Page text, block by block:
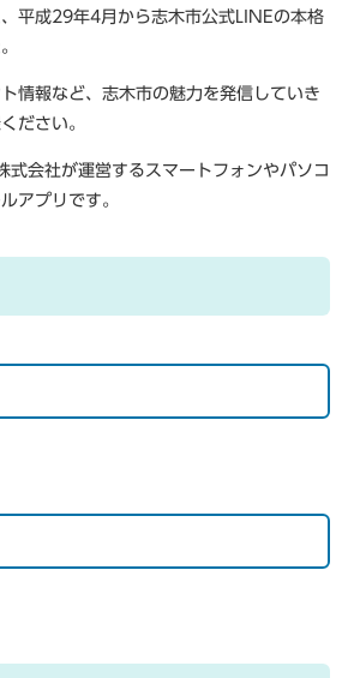
平成29年4月から志木市公式LINEの本格
情報など、志木市の魅力を発信していき
ださい。
会社が運営するスマートフォンやパソコ
アプリです。